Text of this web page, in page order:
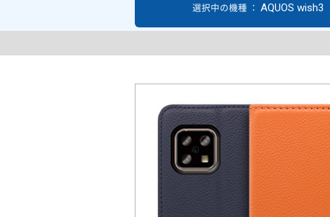
選択中の機種 ： AQUOS wish3